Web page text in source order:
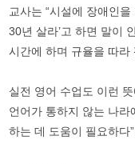
교사는 “시설에 장애인
30년 살라’고 하면 말이
시간에 하며 규율을 따라
실전 영어 수업도 이런
언어가 통하지 않는 나라
하는 데 도움이 필요하다